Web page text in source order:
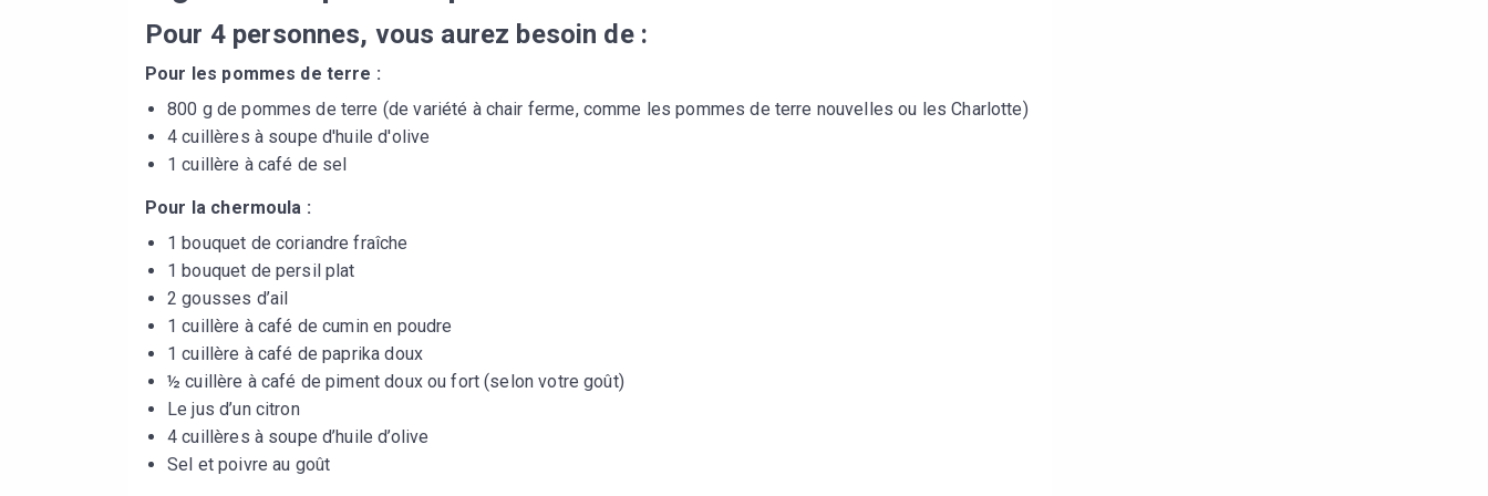
Pour 4 personnes, vous aurez besoin de :
Pour les pommes de terre :
800 g de pommes de terre (de variété à chair ferme, comme les pommes de terre nouvelles ou les Charlotte)
4 cuillères à soupe d'huile d'olive
1 cuillère à café de sel
Pour la chermoula :
1 bouquet de coriandre fraîche
1 bouquet de persil plat
2 gousses d’ail
1 cuillère à café de cumin en poudre
1 cuillère à café de paprika doux
½ cuillère à café de piment doux ou fort (selon votre goût)
Le jus d’un citron
4 cuillères à soupe d’huile d’olive
Sel et poivre au goût